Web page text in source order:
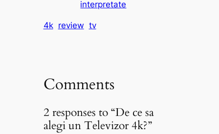
interpretate
4k review tv
Comments
2 responses to “De ce sa
alegi un Televizor 4k?”